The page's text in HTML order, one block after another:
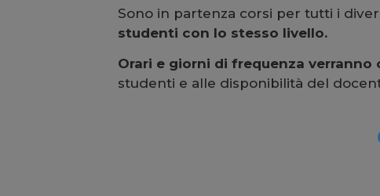
Sono in partenza corsi per tutti i
studenti con lo stesso livello.
Orari e giorni di frequenza verranno
studenti e alle disponibilità del